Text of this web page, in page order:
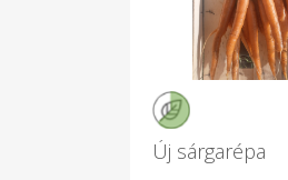
Új sárgarépa